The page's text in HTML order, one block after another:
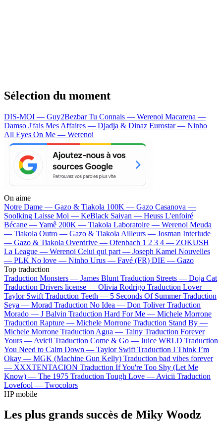
Sélection du moment
DIS-MOI — Guy2BezbarTu Connais — Werenoi Macarena —
Damso J'fais Mes Affaires — Djadja & Dinaz Eurostar — Ninho
All Eyes On Me — Werenoi
On aime
Notre Dame — Gazo & Tiakola 100K — Gazo Casanova —
Soolking Laisse Moi — KeBlack Saiyan — Heuss L'enfoiré
Bécane —Yamê 200K — Tiakola Laboratoire — Werenoi Meuda
— Tiakola Outro — Gazo & Tiakola Ailleurs — Josman Interlude
— Gazo & Tiakola Overdrive — Ofenbach 1 2 3 4 — ZOKUSH
La League — Werenoi Celui qui part — Joseph Kamel Nouvelles
— PLK No love — Ninho Urus — Favé (FR) DIE — Gazo
Top traduction
Traduction Monsters — James Blunt Traduction Streets — Doja Cat
Traduction Drivers license — Olivia Rodrigo Traduction Lover —
Taylor Swift Traduction Teeth — 5 Seconds Of Summer Traduction
Seya — Morad Traduction No Idea — Don Toliver Traduction
Morado — J Balvin Traduction Hard For Me — Michele Morrone
Traduction Rapture — Michele Morrone Traduction Stand By —
Michele Morrone Traduction Agua — Tainy Traduction Forever
Yours — Avicii Traduction Come & Go — Juice WRLD Traduction
You Need to Calm Down — Taylor Swift Traduction I Think I’m
Okay — MGK (Machine Gun Kelly) Traduction bad vibes forever
— XXXTENTACION Traduction If You're Too Shy (Let Me
Know) — The 1975 Traduction Tough Love — Avicii Traduction
Lovefool — Twocolors
HP mobile
Les plus grands succès de Miky Woodz